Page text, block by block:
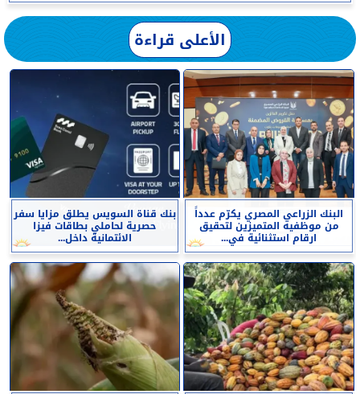
الأعلى قراءة
البنك الزراعي المصري يكرّم عدداً
من موظفيه المتميزين لتحقيق
ارقام استثنائية في...
بنك قناة السويس يطلق مزايا سفر
حصرية لحاملي بطاقات فيزا
الائتمانية داخل...